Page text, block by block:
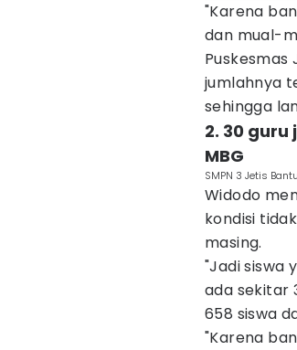
"Karena
dan mual-
jumlahnya
sehingga
2. ‎30
MBG
SMPN 3 Jetis
Widodo
kondisi
masing.
"Jadi siswa
ada sekitar
658 siswa
"Karena